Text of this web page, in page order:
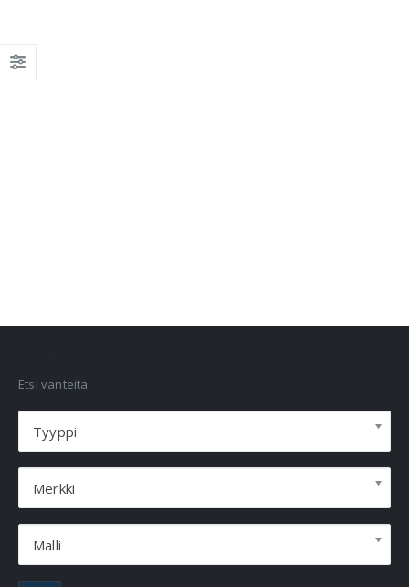
Etsi vanteita
Tyyppi
Merkki
Malli